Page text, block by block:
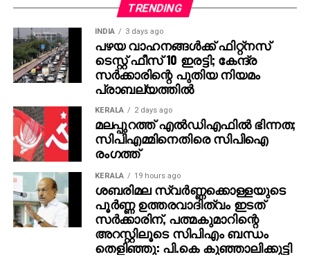
തങ്ങള്‍ക്ക് മനസ്സിലുണ്ടായിരുന്നതുപോലെ തന്നെയാണ്
പൃഥ്വിരാജും ആ വേഷം മമ്മൂക്ക ചെയ്യണം എന്ന്
നിര്‍ദേശിച്ചതെന്നും അദ്ദേഹം വെളിപ്പെടുത്തി. ജിതിന്‍
കെ. ജോസ് പറഞ്ഞു പോലെ, വിനായകന്‍ അവതരിപ്പിച്ച
വേഷം തന്നെയാണ് ആദ്യം പൃഥ്വിരാജിന്
പരിഗണിച്ചത്. മമ്മൂട്ടി കമ്പനി നിര്‍മിച്ച ‘കളങ്കാവല്‍’
നവംബര്‍ 27ന് തീയേറ്ററുകളില്‍ റിലീസ് ചെയ്യും.
TRENDING
INDIA 3 days ago
പഴയ വാഹനങ്ങള്‍ക്ക് ഫിറ്റ്‌നസ്
ടെസ്റ്റ് ഫീസ് 10 ഇരട്ടി; കേന്ദ്ര
സര്‍ക്കാരിന്റെ പുതിയ നിയമം
പ്രാബല്യത്തില്‍
KERALA 2 days ago
മലപ്പുറത്ത് എല്‍ഡിഎഫില്‍ ഭിന്നത;
സിപിഎമ്മിനെതിരെ സിപിഐ
രംഗത്ത്
KERALA 19 hours ago
ശബരിമല സ്വര്‍ണ്ണക്കൊള്ളയുടെ
പൂര്‍ണ്ണ ഉത്തരവാദിത്വം ഇടത്
സര്‍ക്കാരിന്, പത്മകുമാറിന്റെ
അറസ്റ്റിലൂടെ സിപിഎം ബന്ധം
തെളിഞ്ഞു: പി.കെ കുഞ്ഞാലിക്കുട്ടി